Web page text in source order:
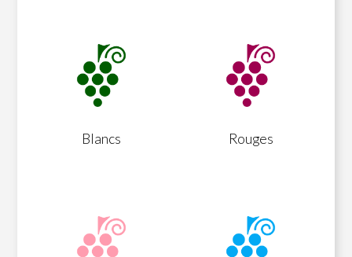
Blancs Rouges